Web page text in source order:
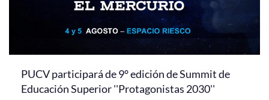
PUCV participará de 9° edición de Summit de
Educación Superior ''Protagonistas 2030''